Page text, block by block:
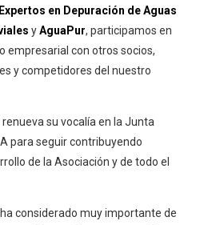
en Depuración de Aguas
yAguaPur, participamos en
empresarial con otros socios,
y competidores del nuestro
renueva su vocalía en la Junta
para seguir contribuyendo
de la Asociación y de todo el
ha considerado muy importante de